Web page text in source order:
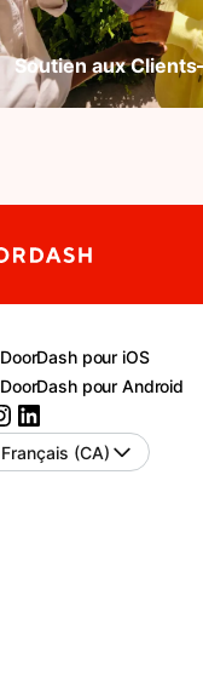
Soutien aux Clients
DoorDash pour iOS
DoorDash pour Android
Français (CA)